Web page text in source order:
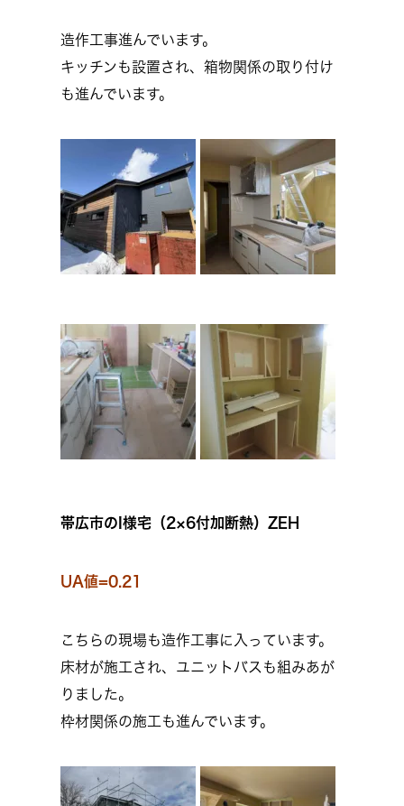
造作工事進んでいます。
キッチンも設置され、箱物関係の取り付け
も進んでいます。
帯広市のI様宅（2×6付加断熱）ZEH
UA値=0.21
こちらの現場も造作工事に入っています。
床材が施工され、ユニットバスも組みあが
りました。
枠材関係の施工も進んでいます。